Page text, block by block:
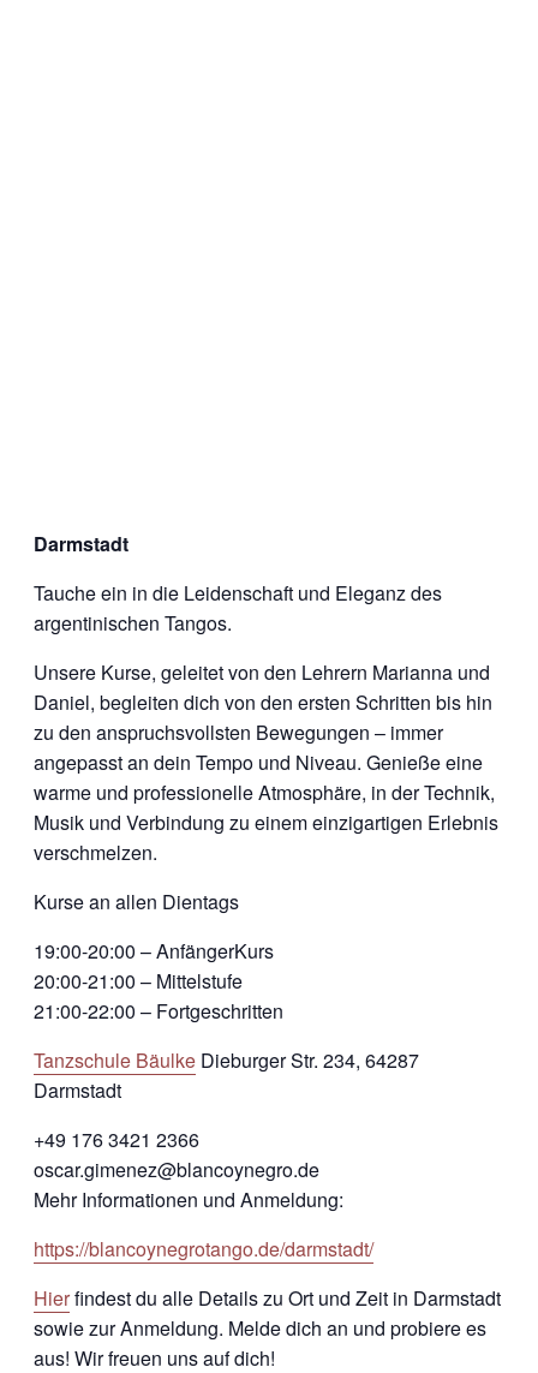
Darmstadt
Tauche ein in die Leidenschaft und Eleganz des
argentinischen Tangos.
Unsere Kurse, geleitet von den Lehrern Marianna und
Daniel, begleiten dich von den ersten Schritten bis hin
zu den anspruchsvollsten Bewegungen – immer
angepasst an dein Tempo und Niveau. Genieße eine
warme und professionelle Atmosphäre, in der Technik,
Musik und Verbindung zu einem einzigartigen Erlebnis
verschmelzen.
Kurse an allen Dientags
19:00-20:00 – AnfängerKurs
20:00-21:00 – Mittelstufe
21:00-22:00 – Fortgeschritten
Tanzschule Bäulke Dieburger Str. 234, 64287
Darmstadt
+49 176 3421 2366
oscar.gimenez@blancoynegro.de
Mehr Informationen und Anmeldung:
https://blancoynegrotango.de/darmstadt/
Hierfindest du alle Details zu Ort und Zeit in Darmstadt
sowie zur Anmeldung. Melde dich an und probiere es
aus! Wir freuen uns auf dich!